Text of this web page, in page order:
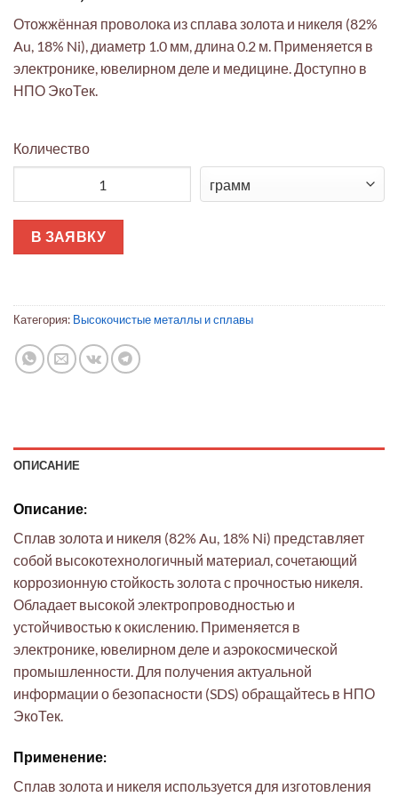
Отожжённая проволока из сплава золота и никеля (82%
Au, 18% Ni), диаметр 1.0 мм, длина 0.2 м. Применяется в
электронике, ювелирном деле и медицине. Доступно в
НПО ЭкоТек.
Количество
В ЗАЯВКУ
Категория: Высокочистые металлы и сплавы
ОПИСАНИЕ
Описание:
Сплав золота и никеля (82% Au, 18% Ni) представляет
собой высокотехнологичный материал, сочетающий
коррозионную стойкость золота с прочностью никеля.
Обладает высокой электропроводностью и
устойчивостью к окислению. Применяется в
электронике, ювелирном деле и аэрокосмической
промышленности. Для получения актуальной
информации о безопасности (SDS) обращайтесь в НПО
ЭкоТек.
Применение:
Сплав золота и никеля используется для изготовления